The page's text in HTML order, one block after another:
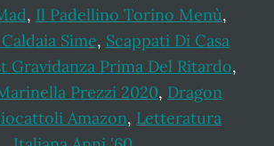
, Il Padellino Torino Menù,
Sime, Scappati Di Casa
Gravidanza Prima Del Ritardo,
Prezzi 2020, Dragon
Amazon, Letteratura